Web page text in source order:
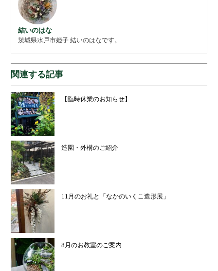
結いのはな
茨城県水戸市姫子 結いのはなです。
関連する記事
【臨時休業のお知らせ】
造園・外構のご紹介
11月のお礼と「なかのいくこ造形展」
8月のお教室のご案内